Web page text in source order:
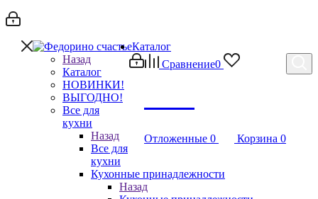
Сравнение0
Отложенные 0 Корзина 0
Каталог
Назад
Каталог
НОВИНКИ!
ВЫГОДНО!
Все для
кухни
Назад
Все для
кухни
Кухонные принадлежности
Назад